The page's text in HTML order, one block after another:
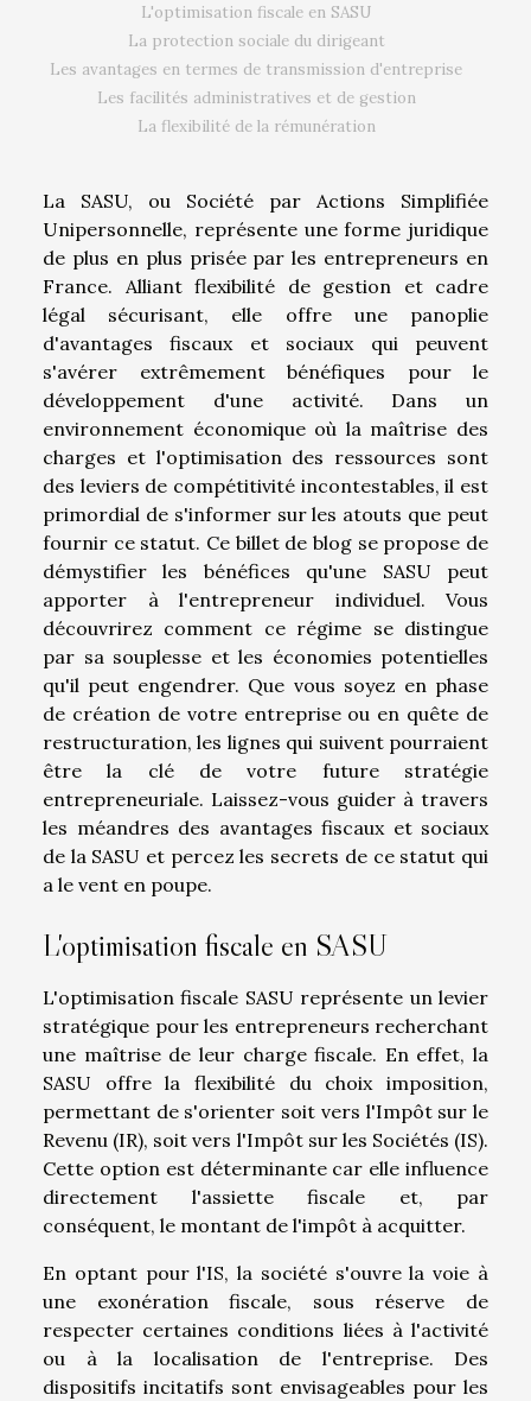
L'optimisation fiscale en SASU
La protection sociale du dirigeant
Les avantages en termes de transmission d'entreprise
Les facilités administratives et de gestion
La flexibilité de la rémunération
La SASU, ou Société par Actions Simplifiée
Unipersonnelle, représente une forme juridique
de plus en plus prisée par les entrepreneurs en
France. Alliant flexibilité de gestion et cadre
légal sécurisant, elle offre une panoplie
d'avantages fiscaux et sociaux qui peuvent
s'avérer extrêmement bénéfiques pour le
développement d'une activité. Dans un
environnement économique où la maîtrise des
charges et l'optimisation des ressources sont
des leviers de compétitivité incontestables, il est
primordial de s'informer sur les atouts que peut
fournir ce statut. Ce billet de blog se propose de
démystifier les bénéfices qu'une SASU peut
apporter à l'entrepreneur individuel. Vous
découvrirez comment ce régime se distingue
par sa souplesse et les économies potentielles
qu'il peut engendrer. Que vous soyez en phase
de création de votre entreprise ou en quête de
restructuration, les lignes qui suivent pourraient
être la clé de votre future stratégie
entrepreneuriale. Laissez-vous guider à travers
les méandres des avantages fiscaux et sociaux
de la SASU et percez les secrets de ce statut qui
a le vent en poupe.
L'optimisation fiscale en SASU
L'optimisation fiscale SASU représente un levier
stratégique pour les entrepreneurs recherchant
une maîtrise de leur charge fiscale. En effet, la
SASU offre la flexibilité du choix imposition,
permettant de s'orienter soit vers l'Impôt sur le
Revenu (IR), soit vers l'Impôt sur les Sociétés (IS).
Cette option est déterminante car elle influence
directement l'assiette fiscale et, par
conséquent, le montant de l'impôt à acquitter.
En optant pour l'IS, la société s'ouvre la voie à
une exonération fiscale, sous réserve de
respecter certaines conditions liées à l'activité
ou à la localisation de l'entreprise. Des
dispositifs incitatifs sont envisageables pour les